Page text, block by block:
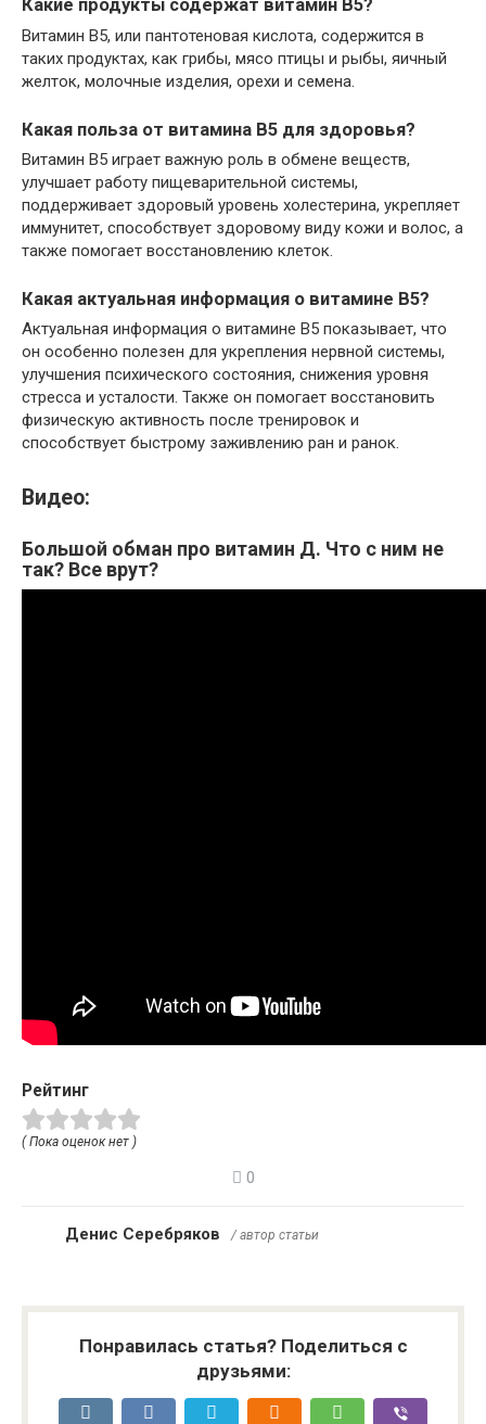
Какие продукты содержат витамин B5?
Витамин B5, или пантотеновая кислота, содержится в
таких продуктах, как грибы, мясо птицы и рыбы, яичный
желток, молочные изделия, орехи и семена.
Какая польза от витамина B5 для здоровья?
Витамин B5 играет важную роль в обмене веществ,
улучшает работу пищеварительной системы,
поддерживает здоровый уровень холестерина, укрепляет
иммунитет, способствует здоровому виду кожи и волос, а
также помогает восстановлению клеток.
Какая актуальная информация о витамине B5?
Актуальная информация о витамине B5 показывает, что
он особенно полезен для укрепления нервной системы,
улучшения психического состояния, снижения уровня
стресса и усталости. Также он помогает восстановить
физическую активность после тренировок и
способствует быстрому заживлению ран и ранок.
Видео:
Большой обман про витамин Д. Что с ним не
так? Все врут?
Рейтинг
( Пока оценок нет )
0
Денис Серебряков / автор статьи
Понравилась статья? Поделиться с
друзьями: